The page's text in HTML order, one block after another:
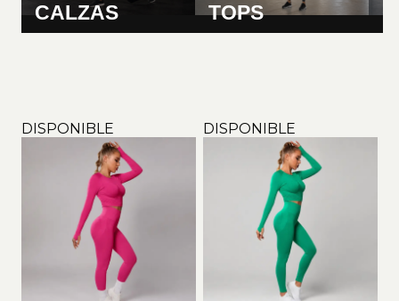
CALZAS TOPS
DISPONIBLE DISPONIBLE